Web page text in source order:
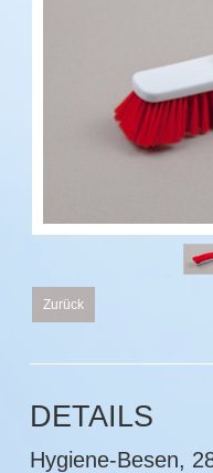
Zurück
DETAILS
Hygiene-Besen,